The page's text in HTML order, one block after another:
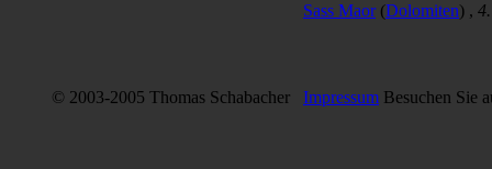
Sass Maor(Dolomiten) ,
© 2003-2005 Thomas Schabacher Impressum Besuchen Sie